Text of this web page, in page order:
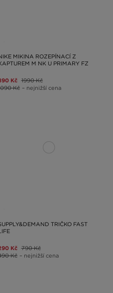
MIKINA ROZEPÍNACÍ Z
M NK U PRIMARY FZ
Kč 1990 Kč
Kč – nejnižší cena
TRIČKO FAST
Kč 790 Kč
Kč – nejnižší cena